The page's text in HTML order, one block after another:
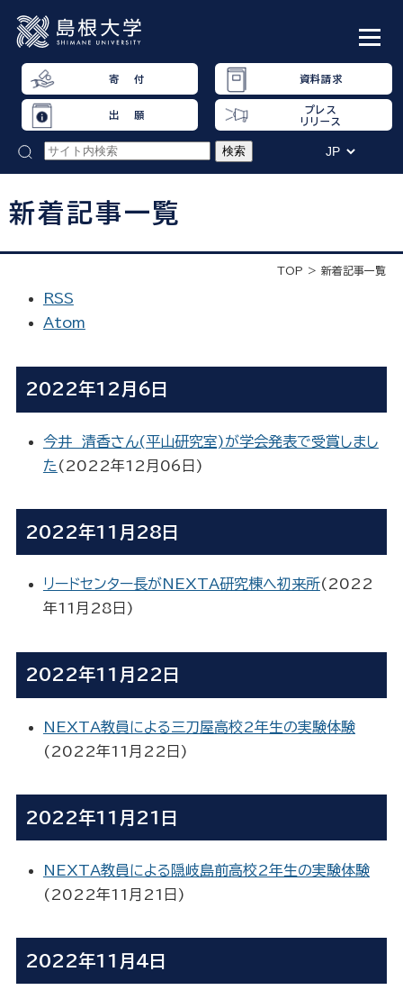
寄 付 資料請求
出 願
プレス
リリース
新着記事一覧
TOP 新着記事一覧
RSS
Atom
2022年12月6日
今井 清香さん(平山研究室)が学会発表で受賞しまし
た ( 2022年12月06日 )
2022年11月28日
リードセンター長がNEXTA研究棟へ初来所( 2022
年11月28日 )
2022年11月22日
NEXTA教員による三刀屋高校2年生の実験体験
( 2022年11月22日 )
2022年11月21日
NEXTA教員による隠岐島前高校2年生の実験体験
(2022年11月21日 )
2022年11月4日